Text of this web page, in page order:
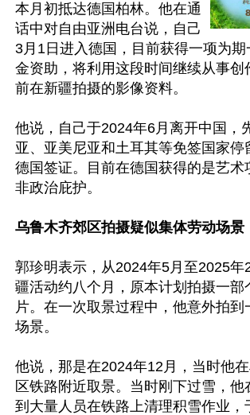
本月初抵达德国柏林。他在通
话中对自由亚洲电台说，自己
3月1日进入德国，目前获得一项为期
金资助，将利用这段时间继续从事创
前在新疆拍摄的影像资料。
他说，自己于2024年6月离开中国，
亚、亚美尼亚和土耳其等免签国家停
德国签证。目前在德国获得的是艺术
非政治庇护。
乌鲁木齐郊区拍摄疑似集体劳动场景
郭珍明表示，从2024年5月至2025年
疆活动约八个月，原本计划拍摄一部
片。在一次取景过程中，他意外拍到
场景。
他说，那是在2024年12月，当时他
区铁路附近取景。当时刚下过雪，他
到大量人员在铁路上清理积雪作业，